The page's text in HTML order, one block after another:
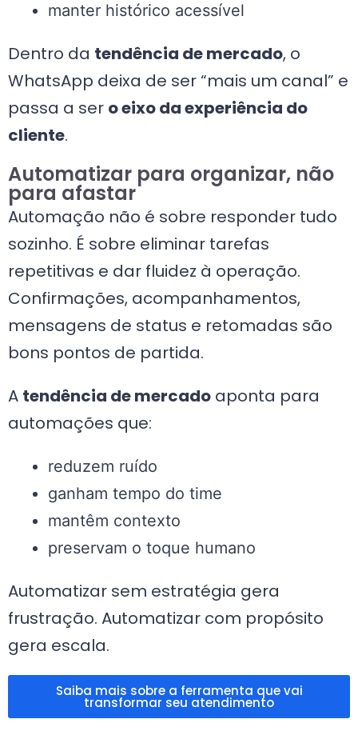
manter histórico acessível
Dentro da tendência de mercado, o
WhatsApp deixa de ser “mais um canal” e
passa a ser o eixo da experiência do
cliente.
Automatizar para organizar, não
para afastar
Automação não é sobre responder tudo
sozinho. É sobre eliminar tarefas
repetitivas e dar fluidez à operação.
Confirmações, acompanhamentos,
mensagens de status e retomadas são
bons pontos de partida.
A tendência de mercado aponta para
automações que:
reduzem ruído
ganham tempo do time
mantêm contexto
preservam o toque humano
Automatizar sem estratégia gera
frustração. Automatizar com propósito
gera escala.
Saiba mais sobre a ferramenta que vai
transformar seu atendimento